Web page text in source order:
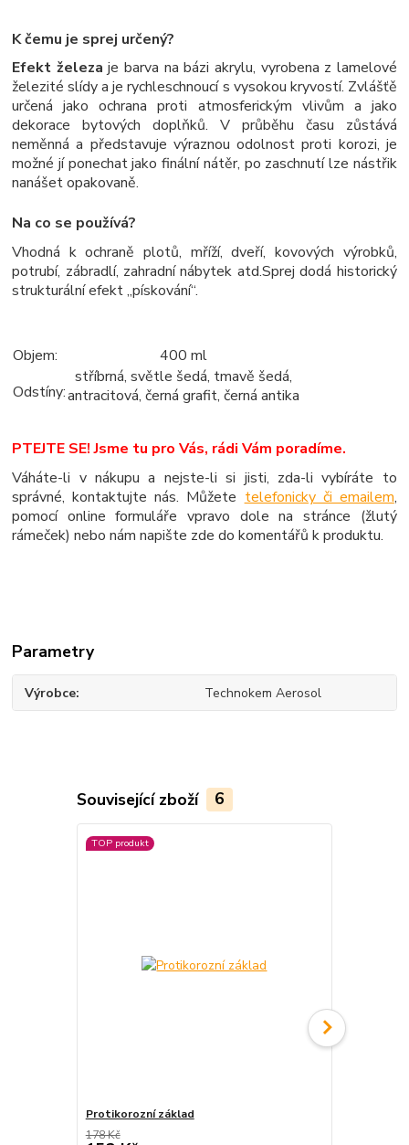
K čemu je sprej určený?
Efekt železa je barva na bázi akrylu, vyrobena z lamelové
železité slídy a je rychleschnoucí s vysokou kryvostí. Zvlášťě
určená jako ochrana proti atmosferickým vlivům a jako
dekorace bytových doplňků. V průběhu času zůstává
neměnná a představuje výraznou odolnost proti korozi, je
možné jí ponechat jako finální nátěr, po zaschnutí lze nástřik
nanášet opakovaně.
Na co se používá?
Vhodná k ochraně plotů, mříží, dveří, kovových výrobků,
potrubí, zábradlí, zahradní nábytek atd.Sprej dodá historický
strukturální efekt „pískování“.
Objem:
400 ml
Odstíny:
stříbrná, světle šedá, tmavě šedá,
antracitová, černá grafit, černá antika
PTEJTE SE! Jsme tu pro Vás, rádi Vám poradíme.
Váháte-li v nákupu a nejste-li si jisti, zda-li vybíráte to
správné, kontaktujte nás. Můžete telefonicky či emailem,
pomocí online formuláře vpravo dole na stránce (žlutý
rámeček) nebo nám napište zde do komentářů k produktu.
Parametry
Výrobce Technokem Aerosol
Související zboží 6
TOP produkt
Protikorozní základ
178 Kč